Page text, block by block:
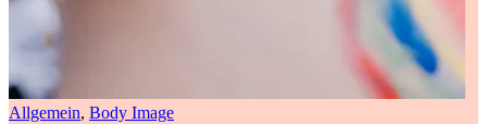
Allgemein, Body Image